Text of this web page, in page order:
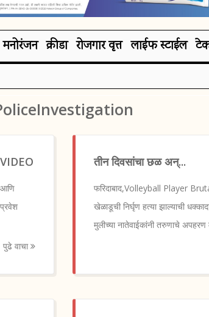
मनोरंजन क्रीडा रोजगार वृत्त लाईफ स्टाईल
पुढे वाचा
तीन दिवसांचा छळ अन्...
फरिदाबाद,Volleyball Player
खेळाडूची निर्घृण हत्या झाल्याची
मुलीच्या नातेवाईकांनी तरुणाचे